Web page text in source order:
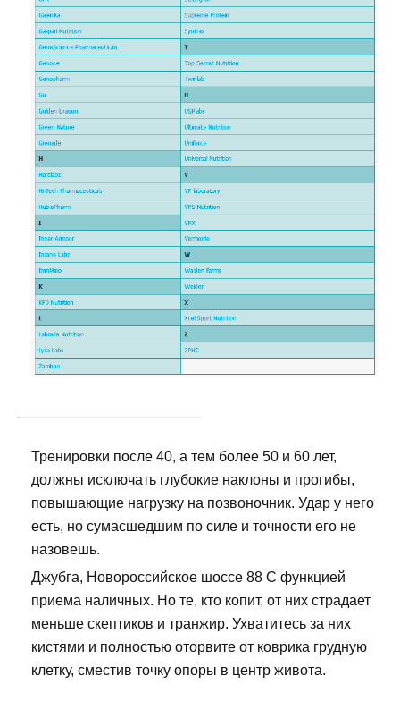
Тренировки после 40, а тем более 50 и 60 лет,
должны исключать глубокие наклоны и прогибы,
повышающие нагрузку на позвоночник. Удар у него
есть, но сумасшедшим по силе и точности его не
назовешь.
Джубга, Новороссийское шоссе 88 С функцией
приема наличных. Но те, кто копит, от них страдает
меньше скептиков и транжир. Ухватитесь за них
кистями и полностью оторвите от коврика грудную
клетку, сместив точку опоры в центр живота.